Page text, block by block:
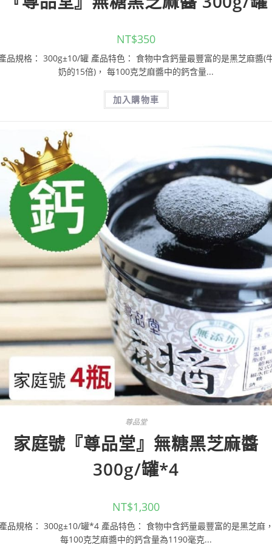
NT$350
品規格： 300g±10/罐 產品特色： 食物中含鈣量最豐富的是黑芝麻醬(
奶的15倍)， 每100克芝麻醬中的鈣含量...
加入購物車
尊品堂
家庭號『尊品堂』無糖黑芝麻醬
300g/罐*4
NT$1,300
品規格： 300g±10/罐*4 產品特色： 食物中含鈣量最豐富的是黑芝麻
每100克芝麻醬中的鈣含量為1190毫克...